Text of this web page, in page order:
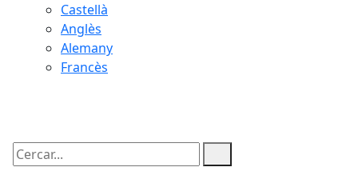
Castellà
Anglès
Alemany
Francès
Cercar: